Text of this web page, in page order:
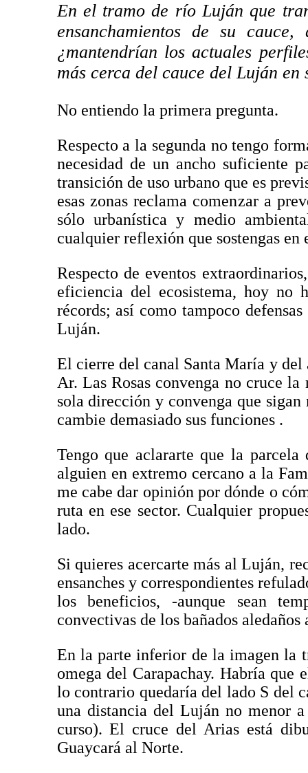
En el tramo de río Luján que
ensanchamientos de su
¿mantendrían los actuales
más cerca del cauce del Luján en
No entiendo la primera pregunta.
Respecto a la segunda no tengo
necesidad de un ancho suficiente
transición de uso urbano que es
esas zonas reclama comenzar a
sólo urbanística y medio
cualquier reflexión que sostengas en
Respecto de eventos
eficiencia del ecosistema, hoy no
récords; así como tampoco
Luján.
El cierre del canal Santa María y
Ar. Las Rosas convenga no cruce
sola dirección y convenga que
cambie demasiado sus funciones .
Tengo que aclararte que la
alguien en extremo cercano a la
me cabe dar opinión por dónde o
ruta en ese sector. Cualquier
lado.
Si quieres acercarte más al Luján,
ensanches y correspondientes
los beneficios, -aunque sean
convectivas de los bañados
En la parte inferior de la imagen la
omega del Carapachay. Habría que
lo contrario quedaría del lado S del
una distancia del Luján no menor
curso). El cruce del Arias está
Guaycará al Norte.